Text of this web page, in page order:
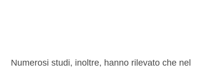
Numerosi studi, inoltre, hanno rilevato che nel